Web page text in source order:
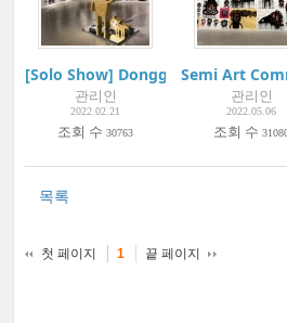
[Solo Show] Dongguri 20 Years |
관리인
2022.02.21
조회 수 30763
Semi Art
관리인
2022.05.06
조회 수
목록
첫 페이지 1 끝 페이지